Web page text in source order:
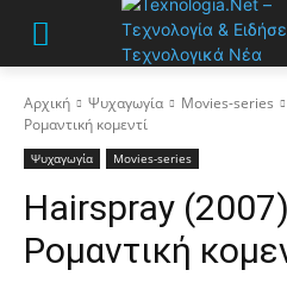
Αρχική Ψυχαγωγία Movies-series
Ρομαντική κομεντί
Ψυχαγωγία Movies-series
Hairspray
Ρομαντική